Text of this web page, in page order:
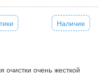
Наличие
очистки очень жесткой